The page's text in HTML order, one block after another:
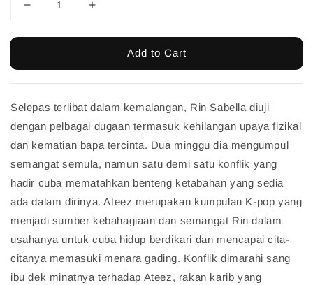
Add to Cart
Selepas terlibat dalam kemalangan, Rin Sabella diuji
dengan pelbagai dugaan termasuk kehilangan upaya fizikal
dan kematian bapa tercinta. Dua minggu dia mengumpul
semangat semula, namun satu demi satu konflik yang
hadir cuba mematahkan benteng ketabahan yang sedia
ada dalam dirinya. Ateez merupakan kumpulan K-pop yang
menjadi sumber kebahagiaan dan semangat Rin dalam
usahanya untuk cuba hidup berdikari dan mencapai cita-
citanya memasuki menara gading. Konflik dimarahi sang
ibu dek minatnya terhadap Ateez, rakan karib yang